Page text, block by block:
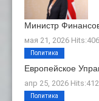
Министр
мая 21, 2026 Hits:406
Европейское
апр 25, 2026 Hits:412
Политика
Политика